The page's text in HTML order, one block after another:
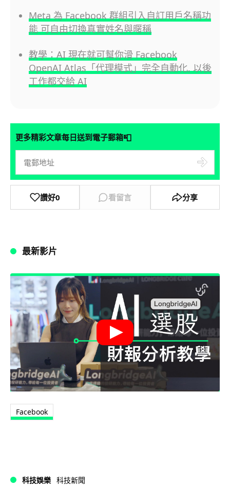
Meta 為 Facebook 群組引入自訂用戶名稱功
能 可自由切換真實姓名與暱稱
教學：AI 現在就可幫你滑 Facebook
OpenAI Atlas「代理模式」完全自動化, 以後
工作都交給 AI
更多精彩文章每日送到電子郵箱📮
讚好0 看留言 分享
最新影片
Facebook
科技娛樂 科技新聞